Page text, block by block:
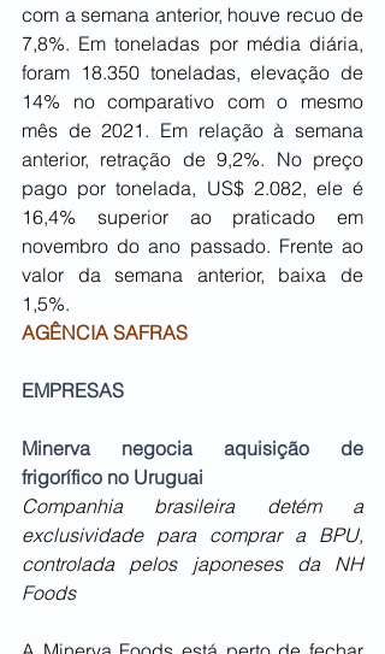
com a semana anterior, houve recuo de
7,8%. Em toneladas por média diária,
foram 18.350 toneladas, elevação de
14% no comparativo com o mesmo
mês de 2021. Em relação à semana
anterior, retração de 9,2%. No preço
pago por tonelada, US$ 2.082, ele é
16,4% superior ao praticado em
novembro do ano passado. Frente ao
valor da semana anterior, baixa de
1,5%.
AGÊNCIA SAFRAS
EMPRESAS
Minerva negocia aquisição de
frigorífico no Uruguai
Companhia brasileira detém a
exclusividade para comprar a BPU,
controlada pelos japoneses da NH
Foods